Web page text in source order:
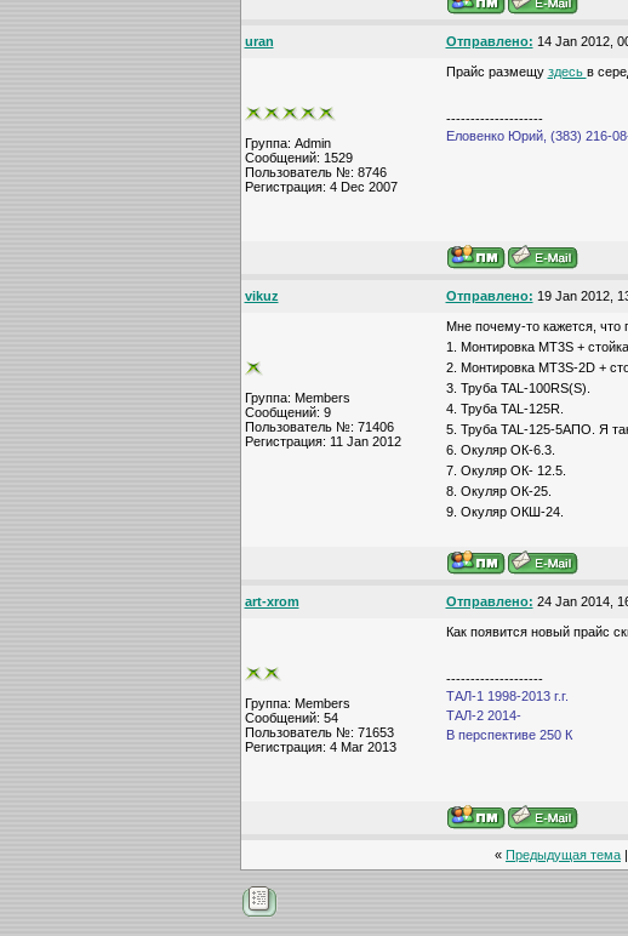
uran Отправлено: 14 Jan 2012,
Группа: Admin
Сообщений: 1529
Пользователь №: 8746
Регистрация: 4 Dec 2007
Прайс размещу здесь в
--------------------
Еловенко Юрий, (383) 216-
vikuz Отправлено: 19 Jan 2012,
Группа: Members
Сообщений: 9
Пользователь №: 71406
Регистрация: 11 Jan 2012
Мне почему-то кажется, что
1. Монтировка MT3S +
2. Монтировка MT3S-2D +
3. Труба TAL-100RS(S).
4. Труба TAL-125R.
5. Труба TAL-125-5АПО. Я
6. Окуляр ОК-6.3.
7. Окуляр ОК- 12.5.
8. Окуляр ОК-25.
9. Окуляр ОКШ-24.
art-xrom Отправлено: 24 Jan 2014,
Группа: Members
Сообщений: 54
Пользователь №: 71653
Регистрация: 4 Mar 2013
Как появится новый прайс
--------------------
ТАЛ-1 1998-2013 г.г.
ТАЛ-2 2014-
В перспективе 250 К
« Предыдущая тема |